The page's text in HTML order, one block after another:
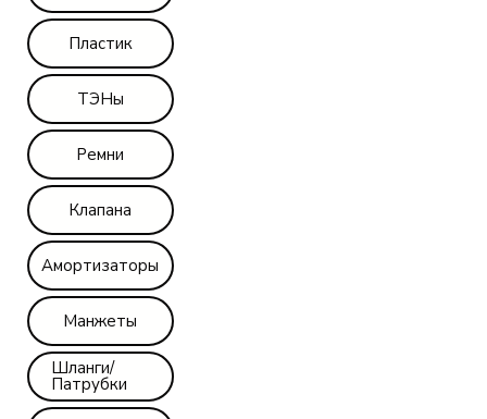
Пластик
ТЭНы
Ремни
Клапана
Амортизаторы
Манжеты
Шланги/
Патрубки